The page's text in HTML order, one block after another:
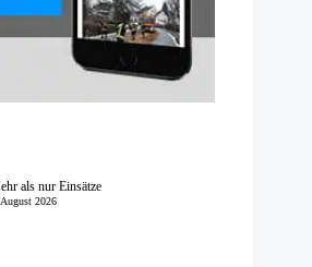
als nur Einsätze
2026